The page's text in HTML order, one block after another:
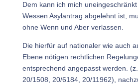
Dem kann ich mich
Wessen Asylantrag abgelehnt ist,
ohne Wenn und Aber verlassen.
Die hierfür auf nationaler wie auch
Ebene nötigen rechtlichen
entsprechend angepasst werden. (z.
20/1508, 20/6184, 20/11962),